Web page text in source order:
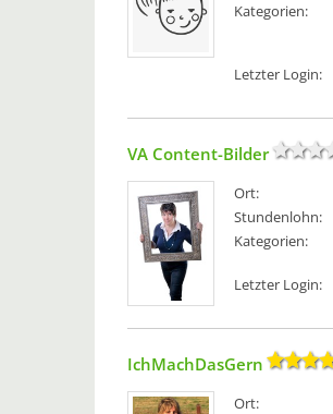
Kategorien:
Letzter Login:
VA Content-Bilder
Ort:
Stundenlohn:
Kategorien:
Letzter Login:
IchMachDasGern
Ort: